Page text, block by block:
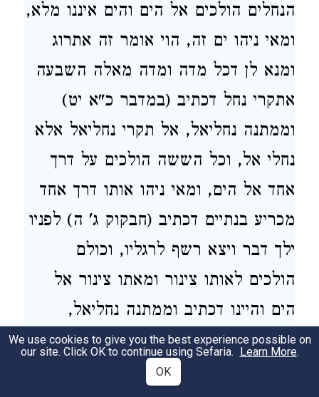
הנחלים הולכים אל הים והים איננו מלא,
ומאי ניהו ים זה, הוי אומר זה אתרוג
ומנא לן דכל מדה ומדה מאלה השבעה
אתקרי נחל דכתיב (במדבר כ"א יט)
וממתנה נחליאל, אל תקרי נחליאל אלא
נחלי אל, וכל הששה הולכים על דרך
אחד אל הים, ומאי ניהו אותו דרך אחד
מכריע בנתיים דכתיב (חבקוק ג' ה) לפניו
ילך דבר ויצא רשף לרגליו, וכולם
הולכים לאותו צינור ומאתו צינור אל
הים והיינו דכתיב וממתנה נחליאל,
ממקום שניתן דהיינו המוח לנחליאל
ומנחליאל במות ומאי במות כדמתרגם
We use cookies to give you the best experience possible on
our site. Click OK to continue using Sefaria. Learn More.
OK